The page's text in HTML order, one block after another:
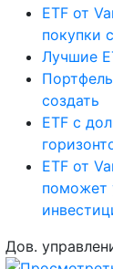
ETF от
покупки
Лучшие
создать
ETF с
ETF от
поможет
Дов.